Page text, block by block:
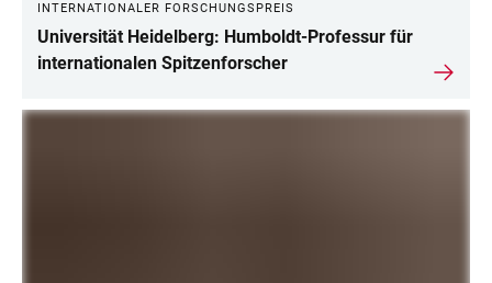
INTERNATIONALER FORSCHUNGSPREIS
Universität Heidelberg: Humboldt-Professur für
internationalen Spitzenforscher